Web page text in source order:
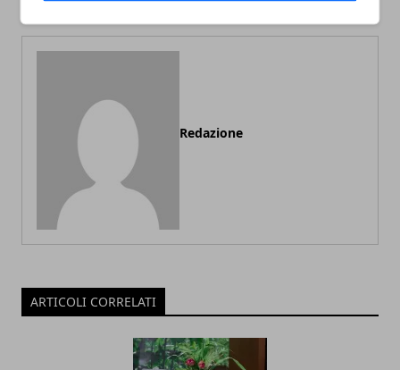
Redazione
ARTICOLI CORRELATI